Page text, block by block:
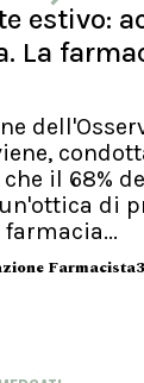
estivo:
La
che il 68%
di